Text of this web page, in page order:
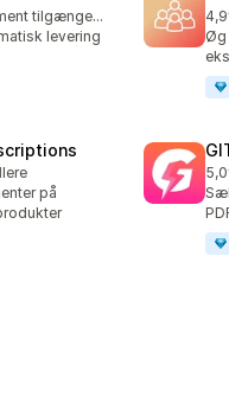
Gratis abonnement tilgængeligt
levering
4,9
22
Øg
på
5,0
10